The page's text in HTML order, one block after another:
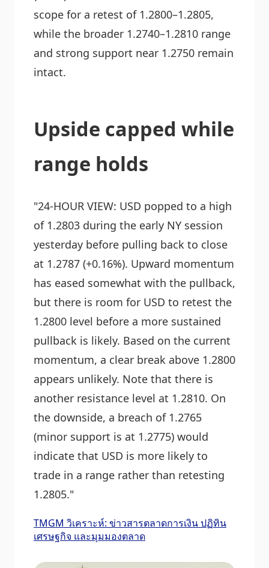
scope for a retest of 1.2800–1.2805,
while the broader 1.2740–1.2810 range
and strong support near 1.2750 remain
intact.
Upside capped while
range holds
"24-HOUR VIEW: USD popped to a high
of 1.2803 during the early NY session
yesterday before pulling back to close
at 1.2787 (+0.16%). Upward momentum
has eased somewhat with the pullback,
but there is room for USD to retest the
1.2800 level before a more sustained
pullback is likely. Based on the current
momentum, a clear break above 1.2800
appears unlikely. Note that there is
another resistance level at 1.2810. On
the downside, a breach of 1.2765
(minor support is at 1.2775) would
indicate that USD is more likely to
trade in a range rather than retesting
1.2805."
TMGM วิเคราะห์: ข่าวสารตลาดการเงิน ปฏิทิน
เศรษฐกิจ และมุมมองตลาด